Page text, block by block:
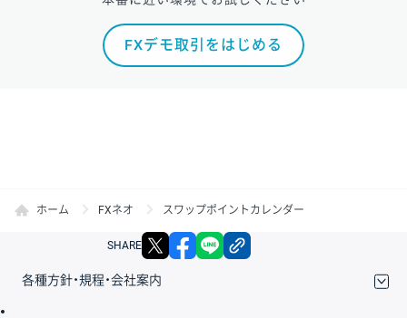
FXデモ取引をはじめる
ホーム FXネオ スワップポイントカレンダー
SHARE X facebook
各種方針・規程・会社案内